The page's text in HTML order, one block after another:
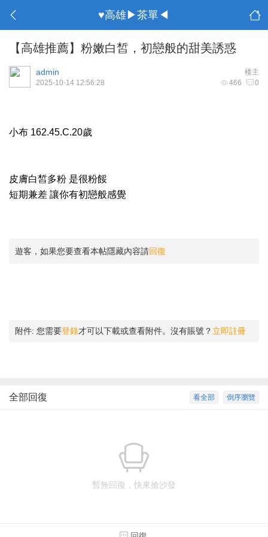
♥高雄▶茶單◀
【高雄推薦】粉嫩白皙，初戀般的甜美誘惑
楼主
admin
466 0
2025-10-14 12:56:28
小布 162.45.C.20歲
皮膚白皙多粉 是很粉餒
短期兼差 讓你有初戀般感覺
遊客，如果您要查看本帖隱藏內容請回復
附件: 您需要登錄才可以下載或查看附件。沒有賬號？ 立即註冊
倒序瀏覽
看全部
全部回復
暫無回復，快來搶沙發